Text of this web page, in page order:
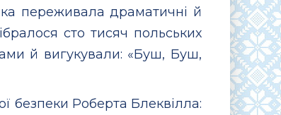
переживала драматичні й
сто тисяч польських
й вигукували: «Буш, Буш,
безпеки Роберта Блеквілла: